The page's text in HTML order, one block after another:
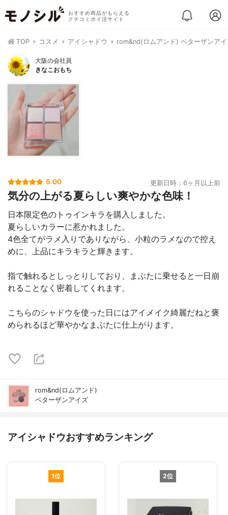
おすすめ商品がもらえる
クチコミポイ活サイト
TOP コスメ アイシャドウ rom&nd(ロムアンド) ベターザンア
大阪の会社員
きなこおもち
5.00 更新日時：6ヶ月以上前
気分の上がる夏らしい爽やかな色味！
日本限定色のトゥインキラを購入しました。
夏らしいカラーに惹かれました。
4色全てがラメ入りでありながら、小粒のラメなので控え
めに、上品にキラキラと輝きます。
指で触れるとしっとりしており、まぶたに乗せると一日崩
れることなく密着してくれます。
こちらのシャドウを使った日にはアイメイク綺麗だねと褒
められるほど華やかなまぶたに仕上がります。
rom&nd(ロムアンド)
ベターザンアイズ
アイシャドウおすすめランキング
1位 2位